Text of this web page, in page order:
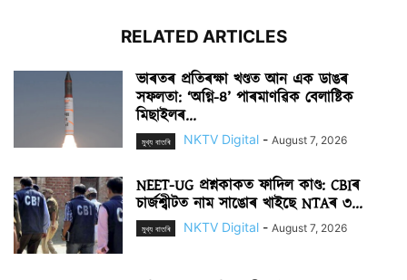
RELATED ARTICLES
ভাৰতৰ প্ৰতিৰক্ষা খণ্ডত আন এক ডাঙৰ
সফলতা: ‘অগ্নি-৪’ পাৰমাণৱিক বেলাষ্টিক
মিছাইলৰ...
মুখ্য বাতৰি NKTV Digital - August 7, 2026
NEET-UG প্ৰশ্নকাকত ফাদিল কাণ্ড: CBIৰ
চাৰ্জশ্বীটত নাম সাঙোৰ খাইছে NTAৰ ৩...
মুখ্য বাতৰি NKTV Digital - August 7, 2026